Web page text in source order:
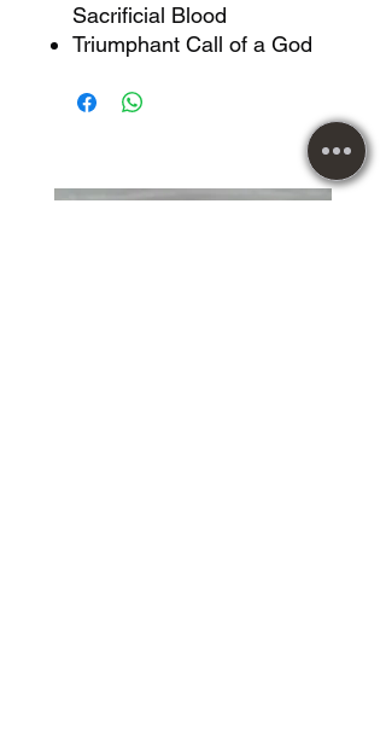
Sacrificial Blood
Triumphant Call of a God